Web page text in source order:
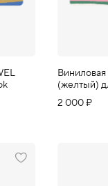
(желтый)
2 000 ₽